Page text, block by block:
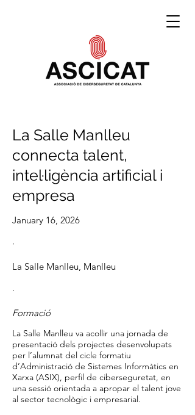
La Salle Manlleu
connecta talent,
intel·ligència artificial i
empresa
January 16, 2026
·
La Salle Manlleu, Manlleu
·
Formació
La Salle Manlleu va acollir una jornada de
presentació dels projectes desenvolupats
per l’alumnat del cicle formatiu
d’Administració de Sistemes Informàtics en
Xarxa (ASIX), perfil de ciberseguretat, en
una sessió orientada a apropar el talent jove
al sector tecnològic i empresarial.